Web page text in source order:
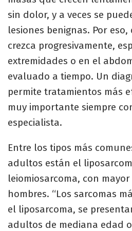
sin dolor, y a veces se
lesiones benignas. Por
crezca progresivamente,
extremidades o en el
evaluado a tiempo. Un
permite tratamientos más
muy importante siempre
especialista.
Entre los tipos más
adultos están el
leiomiosarcoma, con
hombres. “Los sarcomas
el liposarcoma, se
adultos de mediana edad o